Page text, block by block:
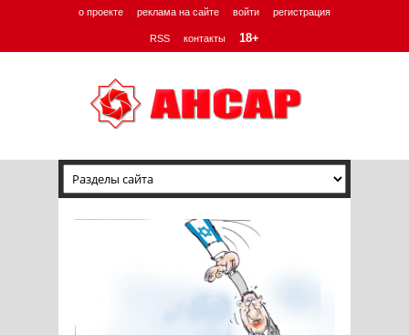
о проекте реклама на сайте войти регистрация
RSS контакты 18+